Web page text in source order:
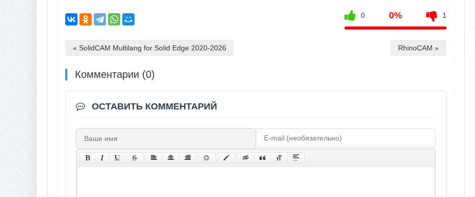
0 0% 1
« SolidCAM Multilang for Solid Edge 2020-2026 RhinoCAM »
Комментарии (0)
ОСТАВИТЬ КОММЕНТАРИЙ